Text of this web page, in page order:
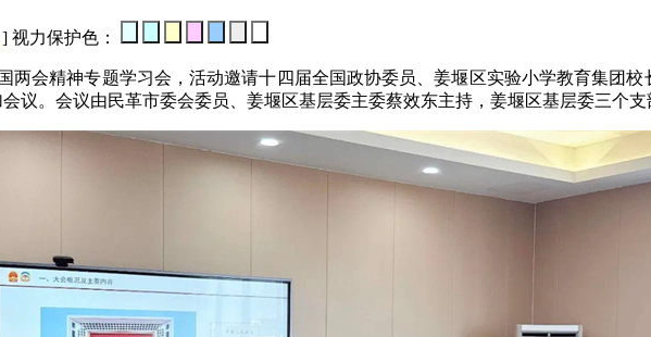
] 视力保护色：
两会精神专题学习会，活动邀请十四届全国政协委员、姜堰区实验小学教育集团
议。会议由民革市委会委员、姜堰区基层委主委蔡效东主持，姜堰区基层委三个